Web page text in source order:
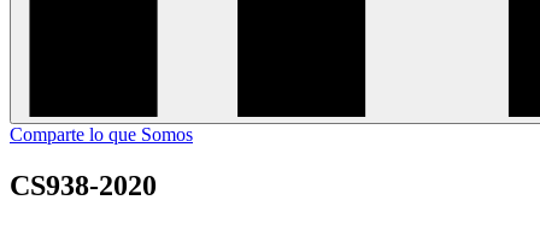
Comparte lo que Somos
CS938-2020